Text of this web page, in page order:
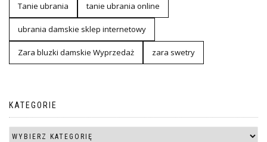
Tanie ubrania tanie ubrania online
ubrania damskie sklep internetowy
Zara bluzki damskie Wyprzedaż zara swetry
KATEGORIE